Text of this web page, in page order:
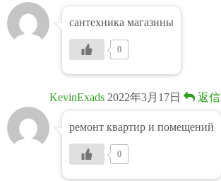
сантехника магазины
0
KevinExads 2022年3月17日 返信
ремонт квартир и помещений
0